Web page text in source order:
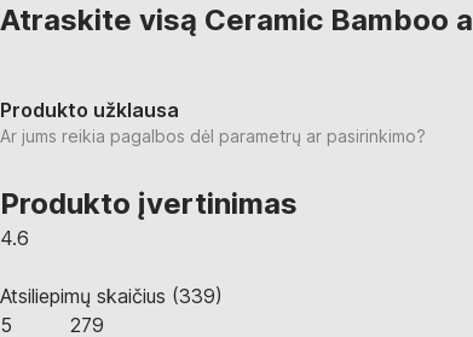
Atraskite visą Ceramic Bamboo
Produkto užklausa
Ar jums reikia pagalbos dėl parametrų ar pasirinkimo?
Produkto įvertinimas
4.6
Atsiliepimų skaičius (339)
5
279